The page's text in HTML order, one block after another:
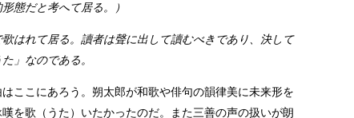
態だと考へて居る。）
はれて居る。讀者は聲に出して讀むべきであり、決して
」なのである。
ここにあろう。朔太郎が和歌や俳句の韻律美に未来形を
を歌（うた）いたかったのだ。また三善の声の扱いが朗